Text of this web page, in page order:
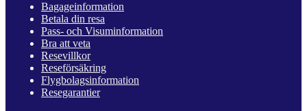
Bagageinformation
Betala din resa
Pass- och Visuminformation
Bra att veta
Resevillkor
Reseförsäkring
Flygbolagsinformation
Resegarantier